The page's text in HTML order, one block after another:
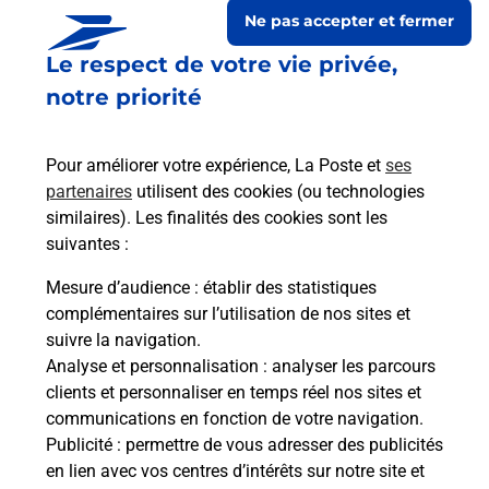
Le respect de votre vie privée,
notre priorité
Pour améliorer votre expérience, La Poste et ses
partenaires utilisent des cookies (ou technologies
similaires). Les finalités des cookies sont les
suivantes :
Mesure d’audience : établir des statistiques
complémentaires sur l’utilisation de nos sites et
suivre la navigation.
Analyse et personnalisation : analyser les parcours
clients et personnaliser en temps réel nos sites et
communications en fonction de votre navigation.
Publicité : permettre de vous adresser des publicités
en lien avec vos centres d’intérêts sur notre site et
Ne pas accepter et fermer
Collecte du courrier aujourd'hui à 08h00
Impasse Du Presbytere
50370 Le Grand Celland
Itinéraire
Le lien s'ouvre dans un nouvel onglet